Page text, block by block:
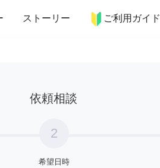
ストーリー ご利用ガイド
趣味・習い事 ペット 料理
依頼相談
2
希望日時